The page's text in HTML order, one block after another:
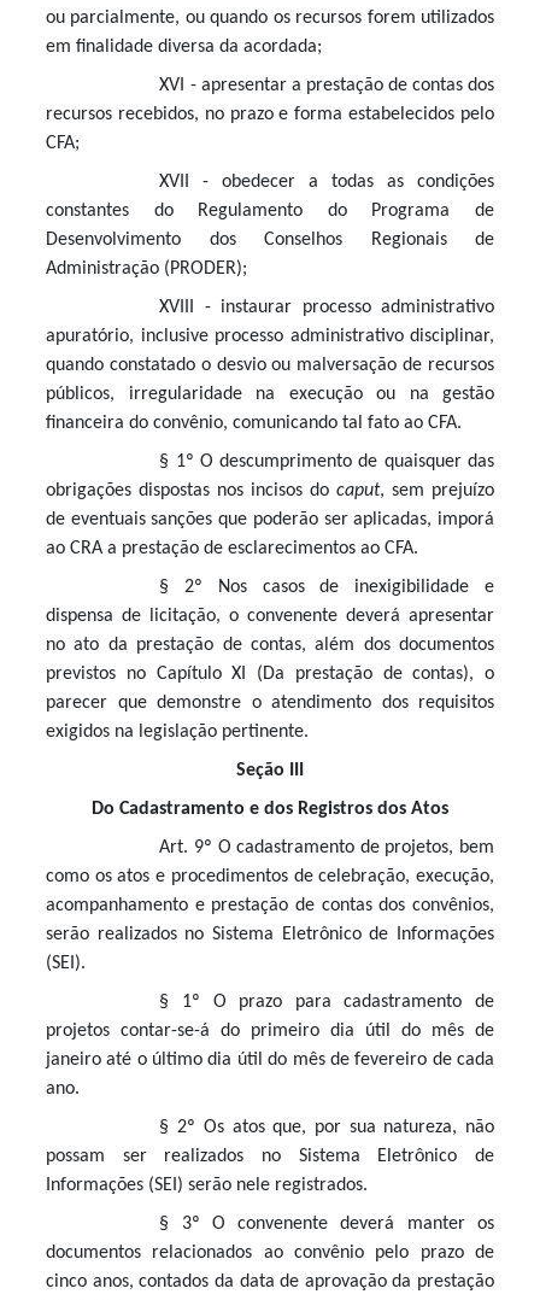
ou parcialmente, ou quando os recursos forem utilizados
em finalidade diversa da acordada;
XVI - apresentar a prestação de contas dos
recursos recebidos, no prazo e forma estabelecidos pelo
CFA;
XVII - obedecer a todas as condições
constantes do Regulamento do Programa de
Desenvolvimento dos Conselhos Regionais de
Administração (PRODER);
XVIII - instaurar processo administrativo
apuratório, inclusive processo administrativo disciplinar,
quando constatado o desvio ou malversação de recursos
públicos, irregularidade na execução ou na gestão
financeira do convênio, comunicando tal fato ao CFA.
§ 1º O descumprimento de quaisquer das
obrigações dispostas nos incisos do caput, sem prejuízo
de eventuais sanções que poderão ser aplicadas, imporá
ao CRA a prestação de esclarecimentos ao CFA.
§ 2º Nos casos de inexigibilidade e
dispensa de licitação, o convenente deverá apresentar
no ato da prestação de contas, além dos documentos
previstos no Capítulo XI (Da prestação de contas), o
parecer que demonstre o atendimento dos requisitos
exigidos na legislação pertinente.
Seção III
Do Cadastramento e dos Registros dos Atos
Art. 9º O cadastramento de projetos, bem
como os atos e procedimentos de celebração, execução,
acompanhamento e prestação de contas dos convênios,
serão realizados no Sistema Eletrônico de Informações
(SEI).
§ 1º O prazo para cadastramento de
projetos contar-se-á do primeiro dia útil do mês de
janeiro até o último dia útil do mês de fevereiro de cada
ano.
§ 2º Os atos que, por sua natureza, não
possam ser realizados no Sistema Eletrônico de
Informações (SEI) serão nele registrados.
§ 3º O convenente deverá manter os
documentos relacionados ao convênio pelo prazo de
cinco anos, contados da data de aprovação da prestação